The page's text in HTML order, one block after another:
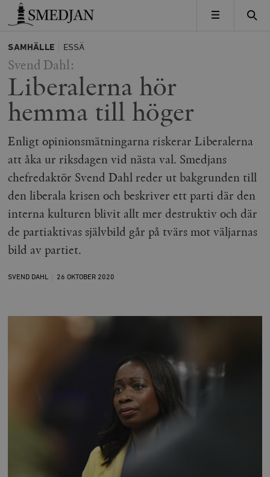
Timbro
MENY
SAMHÄLLE ESSÄ
Svend Dahl:
Liberalerna hör
hemma till höger
Enligt opinionsmätningarna riskerar Liberalerna
att åka ur riksdagen vid nästa val. Smedjans
chefredaktör Svend Dahl reder ut bakgrunden till
den liberala krisen och beskriver ett parti där den
interna kulturen blivit allt mer destruktiv och där
de partiaktivas självbild går på tvärs mot väljarnas
bild av partiet.
SVEND DAHL 26 OKTOBER 2020